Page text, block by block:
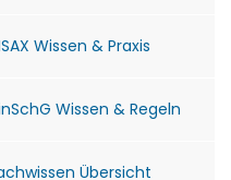
Wissen & Praxis
Wissen & Regeln
Übersicht